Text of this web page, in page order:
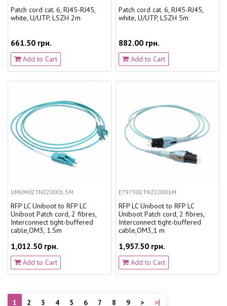
Patch cord cat. 6, RJ45-RJ45,
white, U/UTP, LSZH 2m
661.50 грн.
Add to Cart
Patch cord cat. 6, RJ45-RJ45,
white, U/UTP, LSZH 5m
882.00 грн.
Add to Cart
UMUM02TNZ20001.5M
RFP LC Uniboot to RFP LC
Uniboot Patch cord, 2 fibres,
Interconnect tight-buffered
cable,OM3, 1.5m
1,012.50 грн.
Add to Cart
E797902TNZ20001M
RFP LC Uniboot to RFP LC
Uniboot Patch cord, 2 fibres,
Interconnect tight-buffered
cable,OM3,1 m
1,957.50 грн.
Add to Cart
1 2 3 4 5 6 7 8 9 > >|